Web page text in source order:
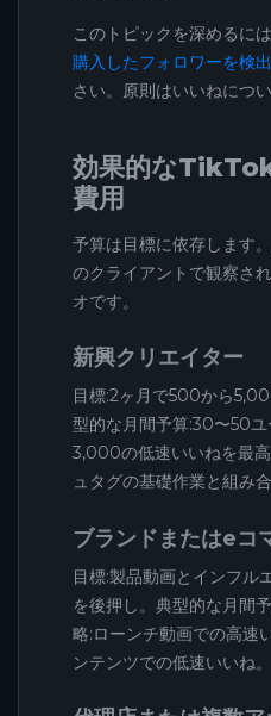
このトピックを深めるに
購入したフォロワーを検
さい。原則はいいねにつ
効果的な
費用
予算は目標に依存します
のクライアントで観察さ
オです。
新興クリエイター
目標:2ヶ月で500から
型的な月間予算:30〜50
3,000の低速いいねを最
ュタグの基礎作業と組み合
ブランドまたはeコ
目標:製品動画とインフル
を後押し。典型的な月間
略:ローンチ動画での高速
ンテンツでの低速いいね。